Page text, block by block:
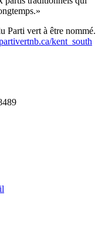
»
Parti vert à être nommé.
kent_south